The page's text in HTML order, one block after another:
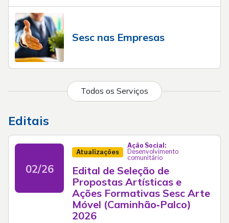
Sesc nas Empresas
Todos os Serviços
Editais
02/26
Atualizações
Ação Social:
Desenvolvimento
comunitário
Edital de Seleção de
Propostas Artísticas e
Ações Formativas Sesc Arte
Móvel (Caminhão‑Palco)
2026